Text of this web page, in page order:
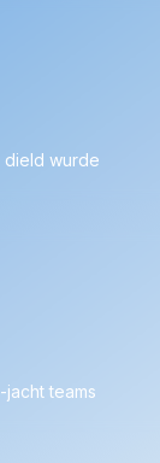
wurde
teams